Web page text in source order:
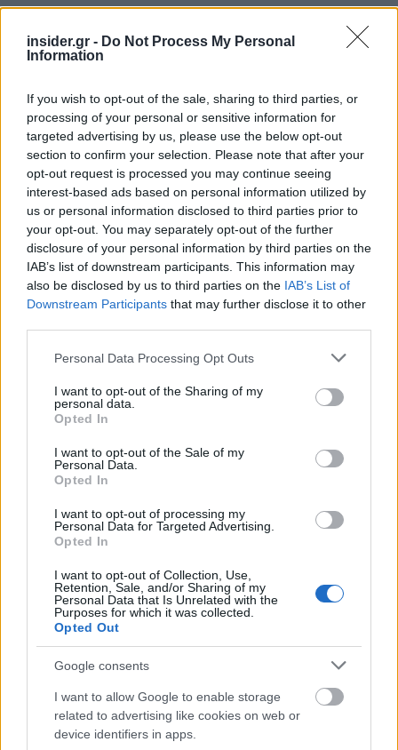
insider.gr - Do Not Process My Personal
Information
If you wish to opt-out of the sale, sharing to third parties, or
processing of your personal or sensitive information for
targeted advertising by us, please use the below opt-out
section to confirm your selection. Please note that after your
opt-out request is processed you may continue seeing
interest-based ads based on personal information utilized by
us or personal information disclosed to third parties prior to
your opt-out. You may separately opt-out of the further
disclosure of your personal information by third parties on the
IAB’s list of downstream participants. This information may
also be disclosed by us to third parties on the IAB’s List of
Downstream Participants that may further disclose it to other
Please note that this website/app uses one or more Google
not limited to your visit or usage behaviour. You may click to
grant or deny consent to Google and its third-party tags to
use your data for below specified purposes in below Google
consent section.
Personal Data Processing Opt Outs
I want to opt-out of the Sharing of my
personal data.
Opted In
I want to opt-out of the Sale of my
Personal Data.
Opted In
I want to opt-out of processing my
Personal Data for Targeted Advertising.
Opted In
I want to opt-out of Collection, Use,
Retention, Sale, and/or Sharing of my
Personal Data that Is Unrelated with the
Purposes for which it was collected.
Opted Out
Google consents
I want to allow Google to enable storage
related to advertising like cookies on web or
device identifiers in apps.
Ο Σίρσκι κατέδειξε επίσης τις περιοχές
Ολεξαντρίφκα και Χουλιαϊπόλε, στο νοτιοδυτικό
και νότιο τμήμα της χώρας, όπου σημειώνονται οι
σφοδρότερες συγκρούσεις.
Τους πρώτους μήνες μετά τη ρωσική εισβολή τον
Φεβρουάριο του 2022, οι ουκρανικές δυνάμεις
ανακατέλαβαν τμήματα εδαφών σε σειρά
αντεπιθέσεων. Ωστόσο η μεγάλη αντεπίθεση που